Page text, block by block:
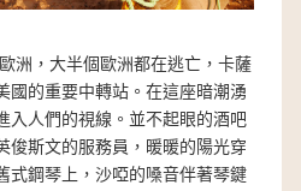
洲，大半個歐洲都在逃亡，卡薩
國的重要中轉站。在這座暗潮湧
入人們的視線。並不起眼的酒吧
俊斯文的服務員，暖暖的陽光穿
式鋼琴上，沙啞的嗓音伴著琴鍵